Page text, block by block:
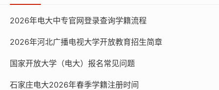
2026年电大中专官网登录查询学籍流程
2026年河北广播电视大学开放教育招生简章
国家开放大学（电大）报名常见问题
石家庄电大2026年春季学籍注册时间